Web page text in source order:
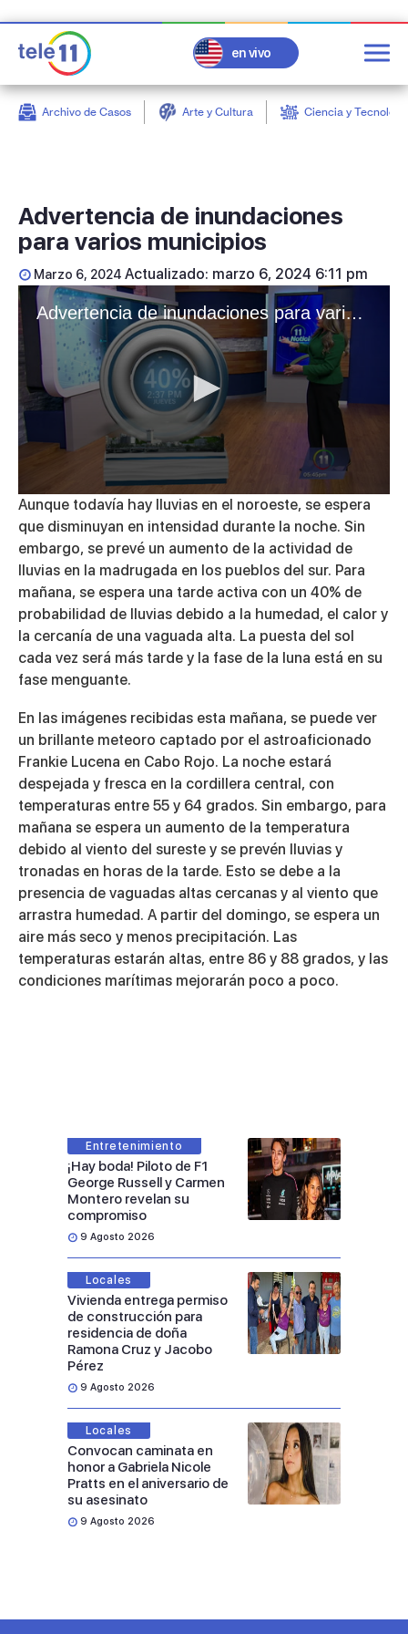
en vivo
Archivo de Casos Arte y Cultura Ciencia y
Advertencia de inundaciones
para varios municipios
Marzo 6, 2024 Actualizado: marzo 6, 2024 6:11 pm
Advertencia de inundaciones para varios municipios
0
seconds
of
2
minutes,
52
seconds
Aunque todavía hay lluvias en el noroeste, se espera
que disminuyan en intensidad durante la noche. Sin
embargo, se prevé un aumento de la actividad de
lluvias en la madrugada en los pueblos del sur. Para
mañana, se espera una tarde activa con un 40% de
probabilidad de lluvias debido a la humedad, el calor y
la cercanía de una vaguada alta. La puesta del sol
cada vez será más tarde y la fase de la luna está en su
fase menguante.
En las imágenes recibidas esta mañana, se puede ver
un brillante meteoro captado por el astroaficionado
Frankie Lucena en Cabo Rojo. La noche estará
despejada y fresca en la cordillera central, con
temperaturas entre 55 y 64 grados. Sin embargo, para
mañana se espera un aumento de la temperatura
debido al viento del sureste y se prevén lluvias y
tronadas en horas de la tarde. Esto se debe a la
presencia de vaguadas altas cercanas y al viento que
arrastra humedad. A partir del domingo, se espera un
aire más seco y menos precipitación. Las
temperaturas estarán altas, entre 86 y 88 grados, y las
condiciones marítimas mejorarán poco a poco.
Entretenimiento
¡Hay boda! Piloto de F1
George Russell y Carmen
Montero revelan su
compromiso
9 Agosto 2026
Locales
Vivienda entrega permiso
de construcción para
residencia de doña
Ramona Cruz y Jacobo
Pérez
9 Agosto 2026
Locales
Convocan caminata en
honor a Gabriela Nicole
Pratts en el aniversario de
su asesinato
9 Agosto 2026
post